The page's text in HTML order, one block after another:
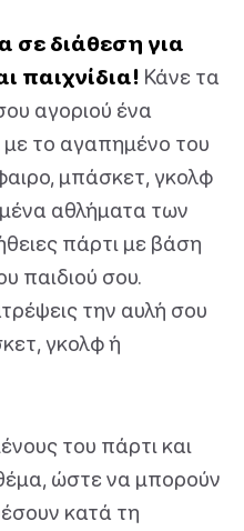
σε διάθεση για
παιχνίδια! Κάνε τα
αγοριού ένα
με το αγαπημένο του
μπάσκετ, γκολφ
αθλήματα των
πάρτι με βάση
παιδιού σου.
την αυλή σου
γκολφ ή
του πάρτι και
ώστε να μπορούν
κατά τη